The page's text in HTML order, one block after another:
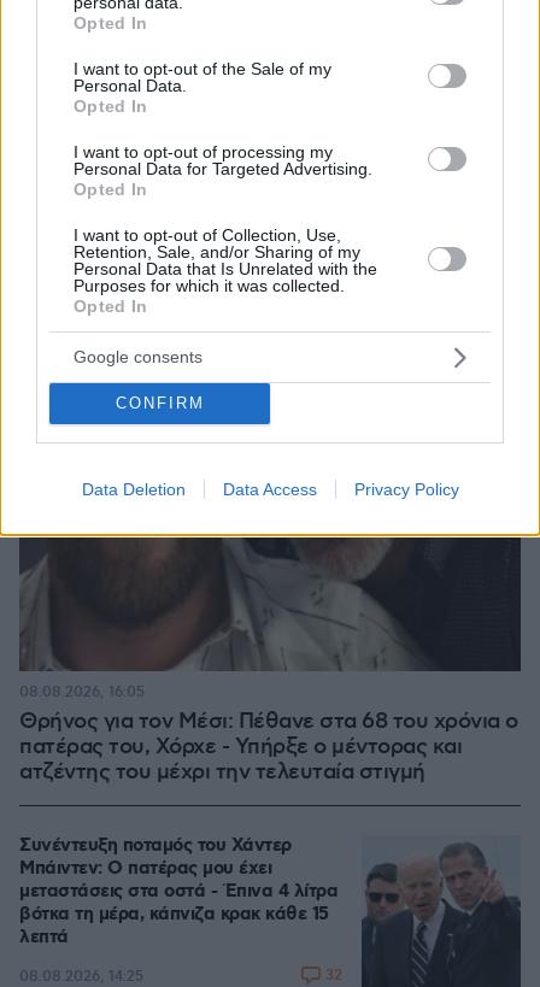
grant or deny consent to Google and its third-party tags to
use your data for below specified purposes in below Google
consent section.
Opted In
I want to opt-out of the Sale of my
Personal Data.
Opted In
I want to opt-out of processing my
Personal Data for Targeted Advertising.
Opted In
I want to opt-out of Collection, Use,
Retention, Sale, and/or Sharing of my
Personal Data that Is Unrelated with the
Purposes for which it was collected.
Opted In
Google consents
CONFIRM
Data Deletion Data Access Privacy Policy
Από τη Μόρια στον γάμο, τη ΜΚΟ και την
κατηγορία για φόνο: Η σκοτεινή διαδρομή του
26χρονου Αφγανού που σκότωσε τη Βρετανίδα
στην Κυψέλη
Θρήνος για τον Μέσι: Πέθανε στα 68 του χρόνια ο
πατέρας του, Χόρχε - Υπήρξε ο μέντορας και
ατζέντης του μέχρι την τελευταία στιγμή
08.08.2026, 16:05
Συνέντευξη ποταμός του Χάντερ
Μπάιντεν: Ο πατέρας μου έχει
μεταστάσεις στα οστά - Έπινα 4 λίτρα
βότκα τη μέρα, κάπνιζα κρακ κάθε 15
λεπτά
08.08.2026, 14:25 32